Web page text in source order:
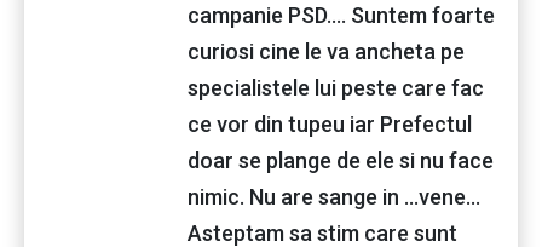
campanie PSD.... Suntem foarte
curiosi cine le va ancheta pe
specialistele lui peste care fac
ce vor din tupeu iar Prefectul
doar se plange de ele si nu face
nimic. Nu are sange in ...vene...
Asteptam sa stim care sunt